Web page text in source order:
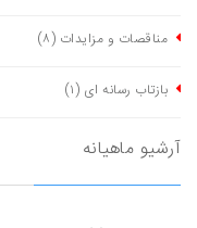
مناقصات و مزایدات (٨)
بازتاب رسانه ای (١)
آرشیو ماهیانه